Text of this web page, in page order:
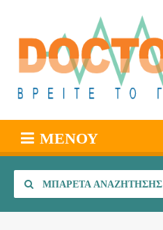
ΜΕΝΟΎ
ΜΠΑΡΈΤΑ ΑΝΑΖΉΤΗΣΗΣ